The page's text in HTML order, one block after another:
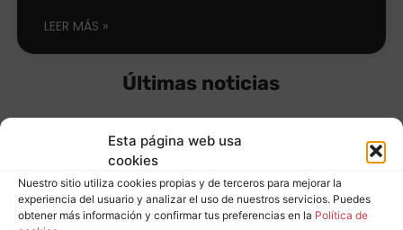
Esta página web usa
cookies
Nuestro sitio utiliza cookies propias y de terceros para mejorar la
experiencia del usuario y analizar el uso de nuestros servicios. Puedes
obtener más información y confirmar tus preferencias en la Política de
LEER MÁS
Últimas noticias
Hacked by Chinafans
Leer más